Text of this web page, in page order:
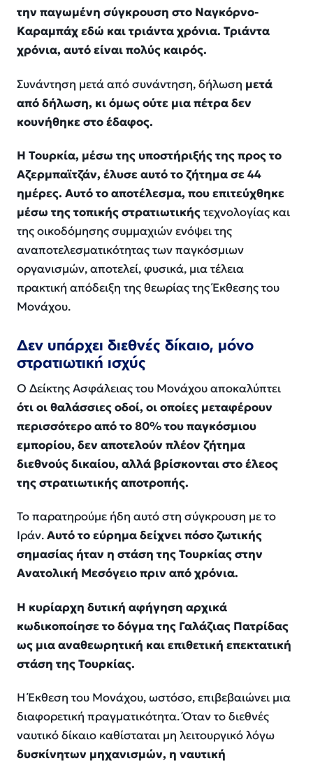
την παγωμένη σύγκρουση στο Ναγκόρνο-
Καραμπάχ εδώ και τριάντα χρόνια. Τριάντα
χρόνια, αυτό είναι πολύς καιρός.
Συνάντηση μετά από συνάντηση, δήλωση μετά
από δήλωση, κι όμως ούτε μια πέτρα δεν
κουνήθηκε στο έδαφος.
Η Τουρκία, μέσω της υποστήριξής της προς το
Αζερμπαϊτζάν, έλυσε αυτό το ζήτημα σε 44
ημέρες. Αυτό το αποτέλεσμα, που επιτεύχθηκε
μέσω της τοπικής στρατιωτικήςτεχνολογίας και
της οικοδόμησης συμμαχιών ενόψει της
αναποτελεσματικότητας των παγκόσμιων
οργανισμών, αποτελεί, φυσικά, μια τέλεια
πρακτική απόδειξη της θεωρίας της Έκθεσης του
Μονάχου.
Δεν υπάρχει διεθνές δίκαιο, μόνο
στρατιωτική ισχύς
Ο Δείκτης Ασφάλειας του Μονάχου αποκαλύπτει
ότι οι θαλάσσιες οδοί, οι οποίες μεταφέρουν
περισσότερο από το 80% του παγκόσμιου
εμπορίου, δεν αποτελούν πλέον ζήτημα
διεθνούς δικαίου, αλλά βρίσκονται στο έλεος
της στρατιωτικής αποτροπής.
Το παρατηρούμε ήδη αυτό στη σύγκρουση με το
Ιράν.Αυτό το εύρημα δείχνει πόσο ζωτικής
σημασίας ήταν η στάση της Τουρκίας στην
Ανατολική Μεσόγειο πριν από χρόνια.
Η κυρίαρχη δυτική αφήγηση αρχικά
κωδικοποίησε το δόγμα της Γαλάζιας Πατρίδας
ως μια αναθεωρητική και επιθετική επεκτατική
στάση της Τουρκίας.
Η Έκθεση του Μονάχου, ωστόσο, επιβεβαιώνει μια
διαφορετική πραγματικότητα. Όταν το διεθνές
ναυτικό δίκαιο καθίσταται μη λειτουργικό λόγω
δυσκίνητων μηχανισμών, η ναυτική